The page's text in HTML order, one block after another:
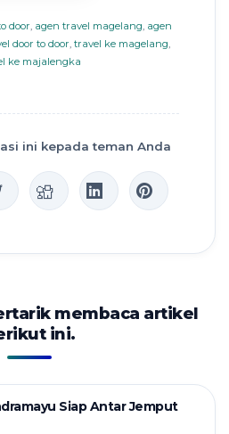
door, agen travel magelang, agen
door to door, travel ke magelang,
ke majalengka
ini kepada teman Anda
membaca artikel
ini.
Siap Antar Jemput